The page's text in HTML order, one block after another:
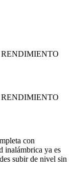
con
inalámbrica ya es
subir de nivel sin